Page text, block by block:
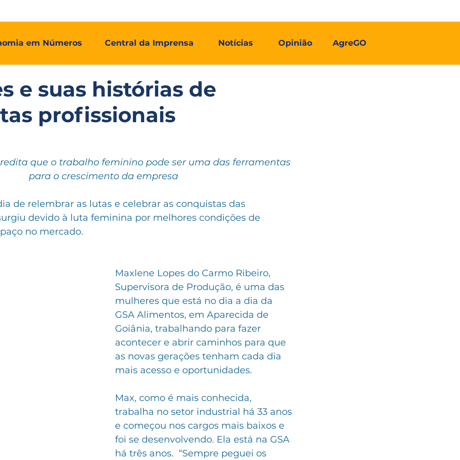
Central da Imprensa
em Números Notícias AgreGO
Opinião
e suas histórias de
profissionais
que o trabalho feminino pode ser uma das ferramentas
para o crescimento da empresa
de relembrar as lutas e celebrar as conquistas das
devido à luta feminina por melhores condições de
no mercado.
Maxlene Lopes do Carmo Ribeiro,
Supervisora de Produção, é uma das
mulheres que está no dia a dia da
GSA Alimentos, em Aparecida de
Goiânia, trabalhando para fazer
acontecer e abrir caminhos para que
as novas gerações tenham cada dia
mais acesso e oportunidades.
Max, como é mais conhecida,
trabalha no setor industrial há 33 anos
e começou nos cargos mais baixos e
foi se desenvolvendo. Ela está na GSA
há três anos.  “Sempre peguei os